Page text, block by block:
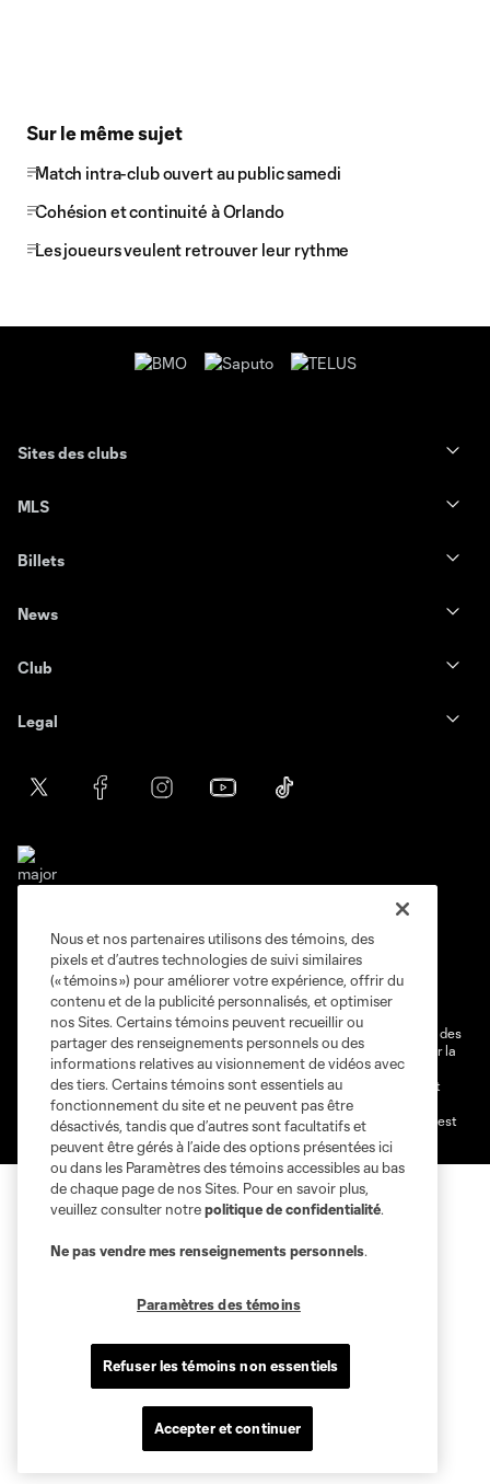
Sur le même sujet
Match intra-club ouvert au public samedi
Cohésion et continuité à Orlando
Les joueurs veulent retrouver leur rythme
Sites des clubs
MLS
Billets
News
Club
Legal
Conditions d'utilisation
Politique de confidentialité
Ne vendez pas et ne partagez pas mes information personnelles.
Paramètres des témoins
@2026 MLS. Le nom et l'écusson Major League Soccer et MLS sont des
marques déposées de Major League Soccer, LLC (“MLS”) protégés par la
loi. Les noms et les logos des différentes équipes de MLS sont des
marques déposées ou des marques de droit commun de MLS ou sont
utilisées avec l’autorisation ou l'accord tacite préalable de leurs
propriétaires. Toute l’utilisation de leurs noms et logos non-autorisée est
par conséquent prohibée est interdite.
Nous et nos partenaires utilisons des témoins, des
pixels et d’autres technologies de suivi similaires
(« témoins ») pour améliorer votre expérience, offrir du
contenu et de la publicité personnalisés, et optimiser
nos Sites. Certains témoins peuvent recueillir ou
partager des renseignements personnels ou des
informations relatives au visionnement de vidéos avec
des tiers. Certains témoins sont essentiels au
fonctionnement du site et ne peuvent pas être
désactivés, tandis que d’autres sont facultatifs et
peuvent être gérés à l’aide des options présentées ici
ou dans les Paramètres des témoins accessibles au bas
de chaque page de nos Sites. Pour en savoir plus,
veuillez consulter notrepolitique de confidentialité.
Ne pas vendre mes renseignements personnels.
Paramètres des témoins
Refuser les témoins non essentiels
Accepter et continuer